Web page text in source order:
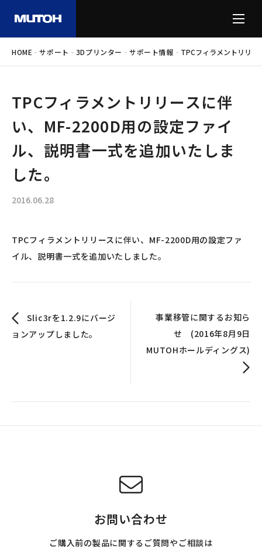
HOME -サポート - 3Dプリンター -サポート情報 - TPCフィラメントリリー
TPCフィラメントリリースに伴
い、MF-2200D用の設定ファイ
ル、説明書一式を追加いたしま
した。
2016.06.28
TPCフィラメントリリースに伴い、MF-2200D用の設定ファ
イル、説明書一式を追加いたしました。
Slic3rを1.2.9にバージ
ョンアップしました。
事業移管に関するお知ら
せ (2016年8月9日
MUTOHホールディングス)
お問い合わせ
ご購入前の製品に関するご質問やご相談は